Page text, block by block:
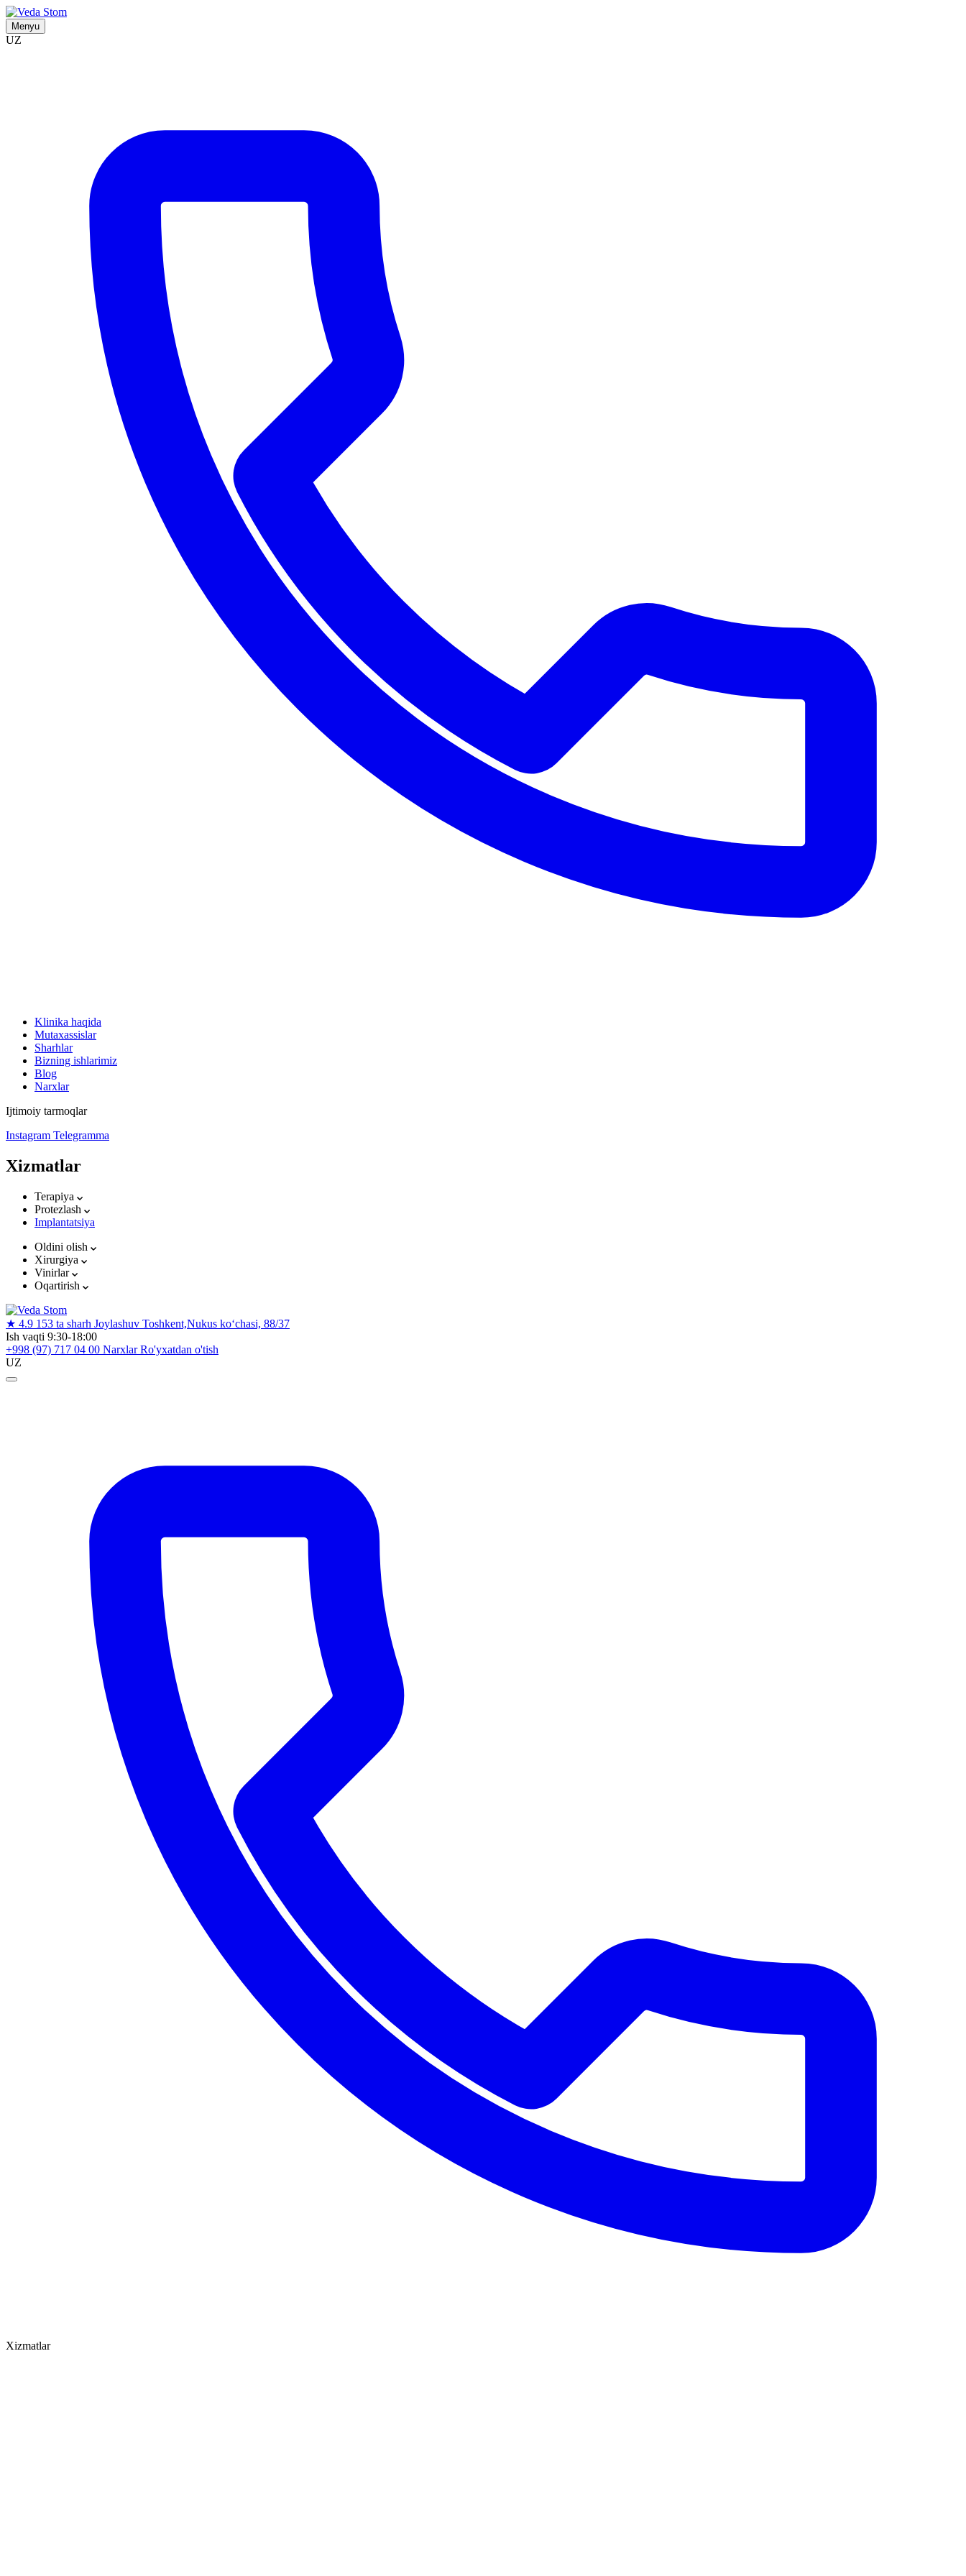
Menyu
UZ
Klinika haqida
Mutaxassislar
Sharhlar
Bizning ishlarimiz
Blog
Narxlar
Ijtimoiy tarmoqlar
Instagram Telegramma
Xizmatlar
Terapiya
Protezlash
Implantatsiya
Oldini olish
Xirurgiya
Vinirlar
Oqartirish
★ 4.9 153 ta sharh Joylashuv Toshkent,Nukus ko‘chasi, 88/37
Ish vaqti 9:30-18:00
+998 (97) 717 04 00 NarxlarRo'yxatdan o'tish
UZ
Xizmatlar